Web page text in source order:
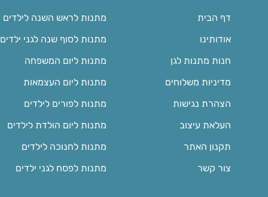
דף הבית
אודותינו
חנות מתנות לגן
מדיניות משלוחים
הצהרת נגישות
העלאת עיצוב
תקנון האתר
צור קשר
מתנות לראש השנה לילדים
מתנות לסוף שנה לגני ילדים
מתנות ליום המשפחה
מתנות ליום העצמאות
מתנות לפורים לילדים
מתנות ליום הולדת לילדים
מתנות לחנוכה לילדים
מתנות לפסח לגני ילדים